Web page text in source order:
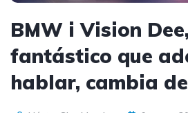
BMW i Vision
fantástico que
hablar, cambia